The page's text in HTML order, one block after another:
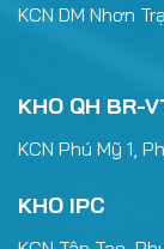
KCN DM Nhơn
KHO QH BR-
KCN Phú Mỹ 1,
KHO IPC